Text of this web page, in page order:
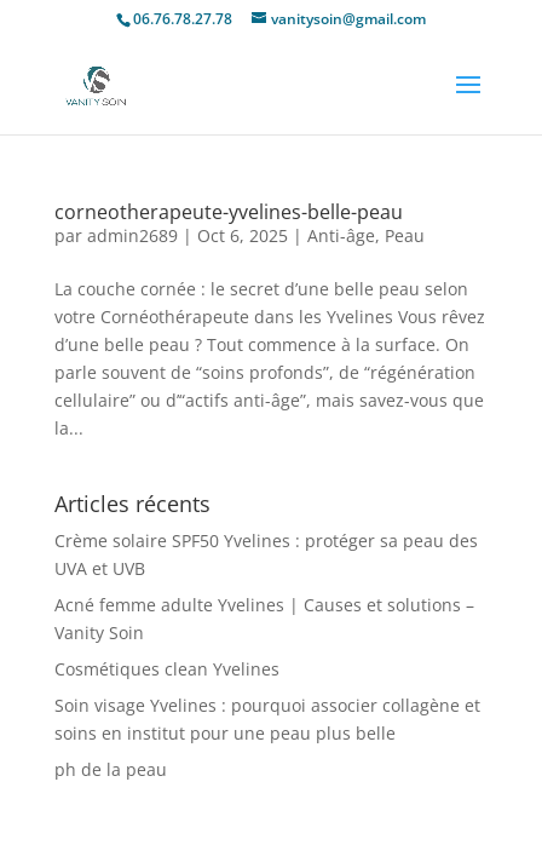
06.76.78.27.78 vanitysoin@gmail.com
corneotherapeute-yvelines-belle-peau
par admin2689| Oct 6, 2025| Anti-âge, Peau
La couche cornée : le secret d’une belle peau selon
votre Cornéothérapeute dans les Yvelines Vous rêvez
d’une belle peau ? Tout commence à la surface. On
parle souvent de “soins profonds”, de “régénération
cellulaire” ou d’“actifs anti-âge”, mais savez-vous que
la...
Articles récents
Crème solaire SPF50 Yvelines : protéger sa peau des
UVA et UVB
Acné femme adulte Yvelines | Causes et solutions –
Vanity Soin
Cosmétiques clean Yvelines
Soin visage Yvelines : pourquoi associer collagène et
soins en institut pour une peau plus belle
ph de la peau